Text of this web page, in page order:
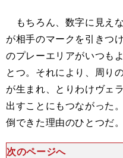
もちろん、数字に見え
が相手のマークを引きつ
のプレーエリアがいつも
とつ。それにより、周り
が生まれ、とりわけヴェ
出すことにもつながった
倒できた理由のひとつだ。
次のページへ